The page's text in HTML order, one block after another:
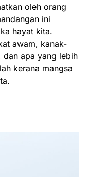
oleh orang
ini
hayat kita.
awam, kanak-
dan apa yang lebih
kerana mangsa